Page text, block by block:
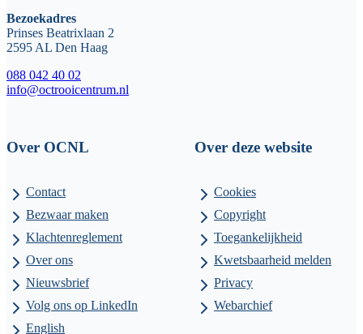
Bezoekadres
Prinses Beatrixlaan 2
2595 AL Den Haag
088 042 40 02
info@octrooicentrum.nl
Over OCNL
Contact
Bezwaar maken
Klachtenreglement
Over ons
Nieuwsbrief
Volg ons op LinkedIn
English
Over deze website
Cookies
Copyright
Toegankelijkheid
Kwetsbaarheid melden
Privacy
Webarchief